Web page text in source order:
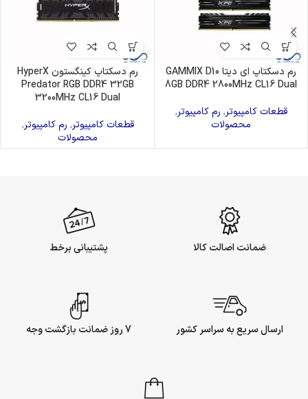
رم دسکتاپ ای دیتا GAMMIX D10
8GB DDR4 2800MHz CL16 Dual
قطعات کامپیوتر, رم کامپیوتر,
محصولات
رم دسکتاپ کینگستون HyperX
Predator RGB DDR4 32GB
3200MHz CL16 Dual
قطعات کامپیوتر, رم کامپیوتر,
محصولات
ضمانت اصالت کالا پشتیبانی برخط
ارسال سریع به سراسر کشور 7 روز ضمانت بازگشت وجه